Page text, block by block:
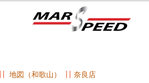
地図（和歌山） 奈良店